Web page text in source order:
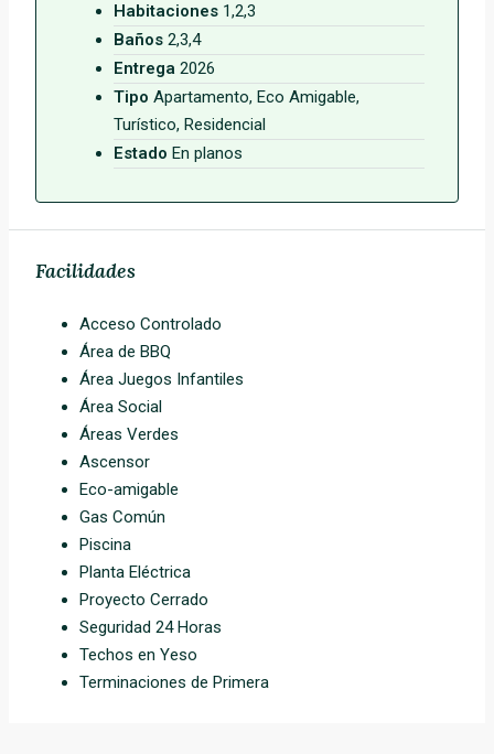
Habitaciones 1,2,3
Baños 2,3,4
Entrega 2026
Tipo Apartamento, Eco Amigable,
Turístico, Residencial
Estado En planos
Facilidades
Acceso Controlado
Área de BBQ
Área Juegos Infantiles
Área Social
Áreas Verdes
Ascensor
Eco-amigable
Gas Común
Piscina
Planta Eléctrica
Proyecto Cerrado
Seguridad 24 Horas
Techos en Yeso
Terminaciones de Primera